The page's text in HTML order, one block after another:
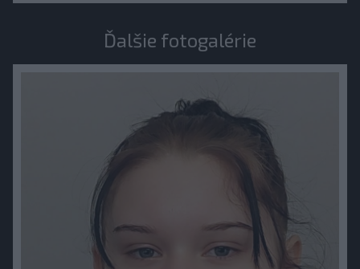
Ďalšie fotogalérie